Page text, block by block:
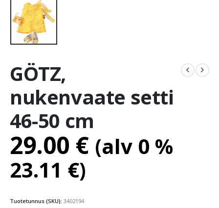
GÖTZ,
nukenvaate setti
46-50 cm
29.00 € (alv 0 %
23.11 €)
Tuotetunnus (SKU): 3402194